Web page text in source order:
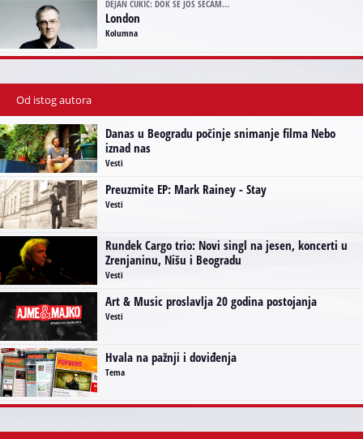
DEJAN CUKIĆ: DOK SE JOŠ SEĆAM...
London
Kolumna
Od istog autora
Danas u Beogradu počinje snimanje filma Nebo
iznad nas
Vesti
Preuzmite EP: Mark Rainey - Stay
Vesti
Rundek Cargo trio: Novi singl na jesen, koncerti u
Zrenjaninu, Nišu i Beogradu
Vesti
Art & Music proslavlja 20 godina postojanja
Vesti
Hvala na pažnji i doviđenja
Tema